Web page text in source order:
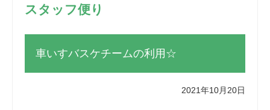
スタッフ便り
車いすバスケチームの利用☆
2021年10月20日